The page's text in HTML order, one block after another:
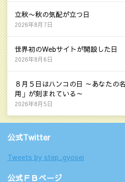
立秋〜秋の気配が立つ日
2026年8月7日
世界初のWebサイトが開設した日
2026年8月6日
８月５日はハンコの日 ～あなたの
用」が刻まれている～
2026年8月5日
公式Twitter
Tweets by step_gyosei
公式ＦＢページ